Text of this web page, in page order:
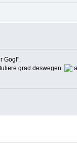
Gogl".
grad deswegen